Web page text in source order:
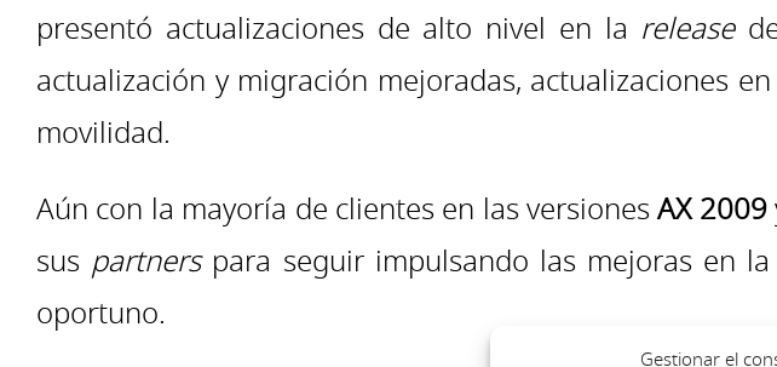
Gestionar el
presentó actualizaciones de alto nivel en la release
actualización y migración mejoradas, actualizaciones
movilidad.
Aún con la mayoría de clientes en las versionesAX 2009
sus partnerspara seguir impulsando las mejoras en
oportuno.